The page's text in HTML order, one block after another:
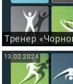
Тренер
13.02.2024